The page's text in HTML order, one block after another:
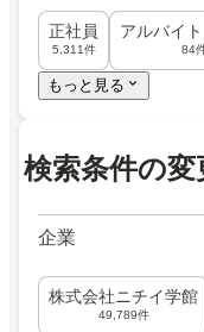
正社員
5,311件
アルバイ
84
もっと見る
検索条件の変
企業
株式会社ニチイ学館
49,789件